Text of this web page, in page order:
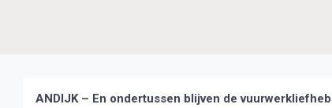
ANDIJK – En ondertussen blijven de